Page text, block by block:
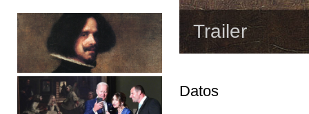
Trailer
Datos